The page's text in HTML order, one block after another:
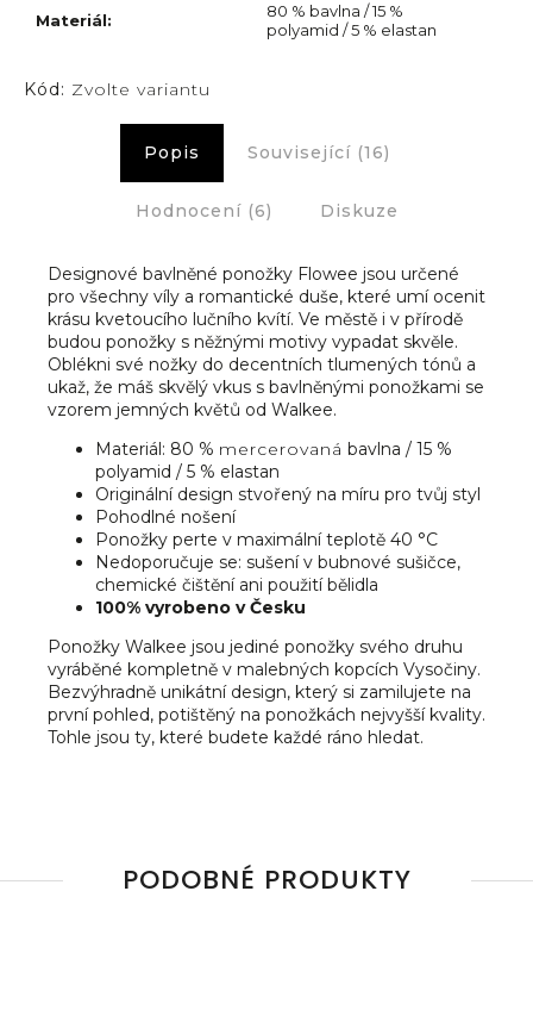
Materiál:
80 % bavlna / 15 %
polyamid / 5 % elastan
Kód: Zvolte variantu
Popis Související (16)
Hodnocení (6) Diskuze
Designové bavlněné ponožky Flowee jsou určené
pro všechny víly a romantické duše, které umí ocenit
krásu kvetoucího lučního kvítí. Ve městě i v přírodě
budou ponožky s něžnými motivy vypadat skvěle.
Oblékni své nožky do decentních tlumených tónů a
ukaž, že máš skvělý vkus s bavlněnými ponožkami se
vzorem jemných květů od Walkee.
Materiál: 80 % mercerovaná bavlna / 15 %
polyamid / 5 % elastan
Originální design stvořený na míru pro tvůj styl
Pohodlné nošení
Ponožky perte v maximální teplotě 40 °C
Nedoporučuje se: sušení v bubnové sušičce,
chemické čištění ani použití bělidla
100% vyrobeno v Česku
Ponožky Walkee jsou jediné ponožky svého druhu
vyráběné kompletně v malebných kopcích Vysočiny.
Bezvýhradně unikátní design, který si zamilujete na
první pohled, potištěný na ponožkách nejvyšší kvality.
Tohle jsou ty, které budete každé ráno hledat.
PODOBNÉ PRODUKTY